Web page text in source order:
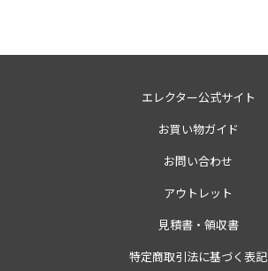
エレクター公式サイト
お買い物ガイド
お問い合わせ
アウトレット
見積書・領収書
特定商取引法に基づく表記